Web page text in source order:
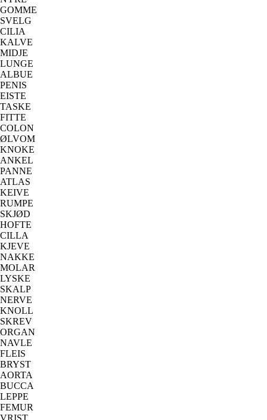
GOMME
SVELG
CILIA
KALVE
MIDJE
LUNGE
ALBUE
PENIS
EISTE
TASKE
FITTE
COLON
ØLVOM
KNOKE
ANKEL
PANNE
ATLAS
KEIVE
RUMPE
SKJØD
HOFTE
CILLA
KJEVE
NAKKE
MOLAR
LYSKE
SKALP
NERVE
KNOLL
SKREV
ORGAN
NAVLE
FLEIS
BRYST
AORTA
BUCCA
LEPPE
FEMUR
VRIST